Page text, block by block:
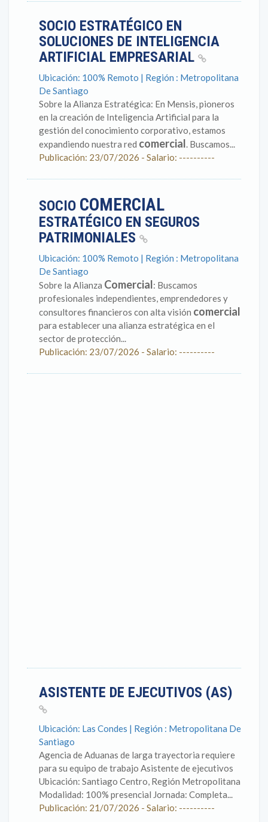
SOCIO ESTRATÉGICO EN
SOLUCIONES DE INTELIGENCIA
ARTIFICIAL EMPRESARIAL
Ubicación: 100% Remoto | Región : Metropolitana
De Santiago
Sobre la Alianza Estratégica: En Mensis, pioneros
en la creación de Inteligencia Artificial para la
gestión del conocimiento corporativo, estamos
expandiendo nuestra red comercial. Buscamos...
Publicación: 23/07/2026 - Salario: ----------
SOCIO COMERCIAL
ESTRATÉGICO EN SEGUROS
PATRIMONIALES
Ubicación: 100% Remoto | Región : Metropolitana
De Santiago
Sobre la Alianza Comercial: Buscamos
profesionales independientes, emprendedores y
consultores financieros con alta visión comercial
para establecer una alianza estratégica en el
sector de protección...
Publicación: 23/07/2026 - Salario: ----------
ASISTENTE DE EJECUTIVOS (AS)
Ubicación: Las Condes | Región : Metropolitana De
Santiago
Agencia de Aduanas de larga trayectoria requiere
para su equipo de trabajo Asistente de ejecutivos
Ubicación: Santiago Centro, Región Metropolitana
Modalidad: 100% presencial Jornada: Completa...
Publicación: 21/07/2026 - Salario: ----------